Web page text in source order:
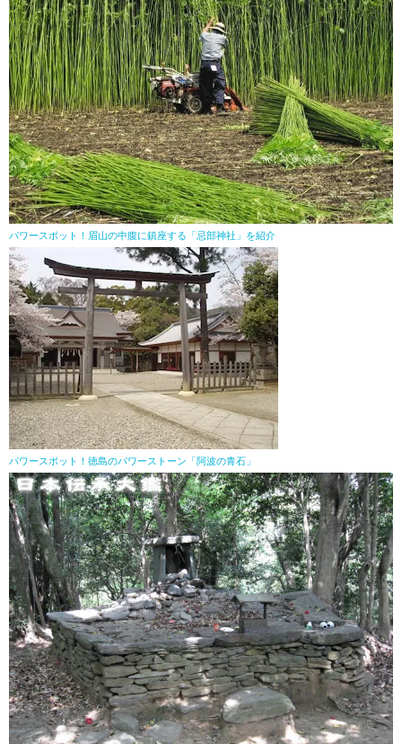
パワースポット！眉山の中腹に鎮座する「忌部神社」を紹介
パワースポット！徳島のパワーストーン「阿波の青石」